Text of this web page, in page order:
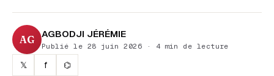
AG AGBODJI JÉRÉMIE
Publié le 28 juin 2026 · 4 min de lecture
𝕏 f ⌬